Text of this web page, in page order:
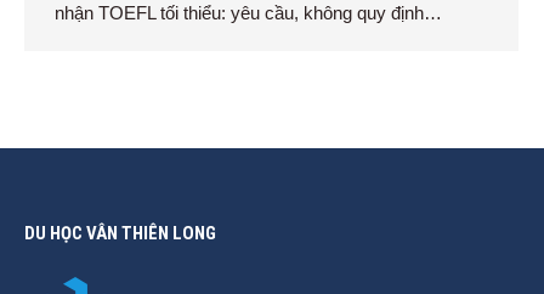
nhận TOEFL tối thiểu: yêu cầu, không quy định…
DU HỌC VÂN THIÊN LONG